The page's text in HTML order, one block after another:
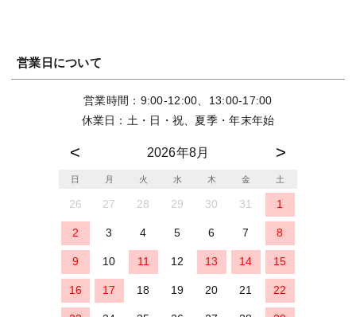
営業日について
営業時間：9:00-12:00、13:00-17:00
休業日：土・日・祝、夏季・年末年始
2026年8月
日 月 火 水 木 金 土
26 27 28 29 30 31 1
2 3 4 5 6 7 8
9 10 11 12 13 14 15
16 17 18 19 20 21 22